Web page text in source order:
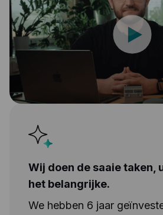
Wij doen de saaie taken,
het belangrijke.
We hebben 6 jaar